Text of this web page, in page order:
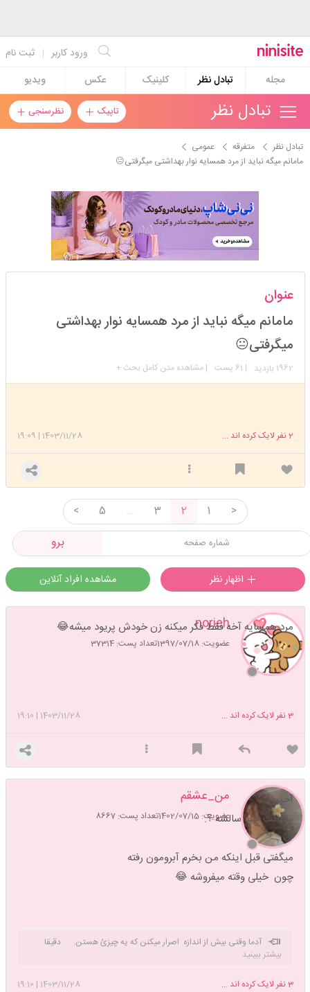
ثبت نام | ورود کاربر
مجله
تبادل نظر کلینیک عکس ویدیو
تاپیک نظرسنجی تبادل نظر
تبادل نظر متفرقه
عمومی
مامانم میگه نباید از مرد همسایه نوار بهداشتی میگرفتی😐
تعداد پست: 14516
عنوان
مامانم میگه نباید از مرد همسایه نوار بهداشتی
میگرفتی😐
| مشاهده متن کامل بحث + 1962 بازدید | 61 پست
کاربری تعلیق دائمی شده.
1403/11/28
|
19:09 2نفر لایک کرده اند ...
>
1
2
3
...
5
<
برو
مشاهده افراد آنلاین
norieh
عضویت: 1397/07/18 تعداد پست: 37314
مرد همسایه آخه فقط فکر میکنه زن خودش پریود میشه😂
1403/11/28
|
19:10 3نفر لایک کرده اند ...
من_عشقم
عضویت: 1402/07/15 تعداد پست: 8667
آخییی
مامانت چند سالشه ؟.
😄
میگفتی قبل اینکه من بخرم آبرومون رفته
چون خیلی وقته میفروشه 😂
آدما وقتی بیش از اندازه اصرار میکنن که یه چیزئ هستن. دقیقا
همون چیز نیستن
بیشتر ببینید
1403/11/28
|
19:10 3نفر لایک کرده اند ...